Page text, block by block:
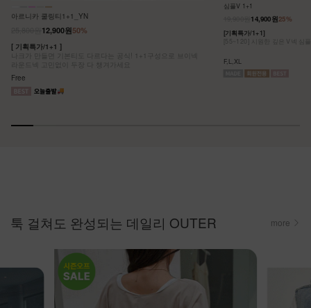
아르니카 쿨링티1+1_YN
50%
12,900원
[ 기획특가/1+1 ]
나크가 만들면 기본티도 다르다는 공식! 1+1구성으로 브이넥
라운드넥 고민없이 두장 다 챙겨가세요
Free
심플V 1+1
25%
14,900원
[기획특가/1+1]
[55~120] 시원한 깊은 V넥 심
F,L,XL
툭 걸쳐도 완성되는 데일리 OUTER more